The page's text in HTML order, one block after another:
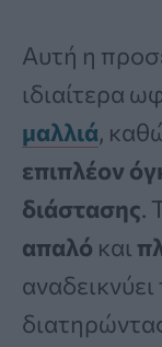
Αυτή η
ιδιαίτερα
μαλλιά,
επιπλέον
διάστασης.
απαλό και